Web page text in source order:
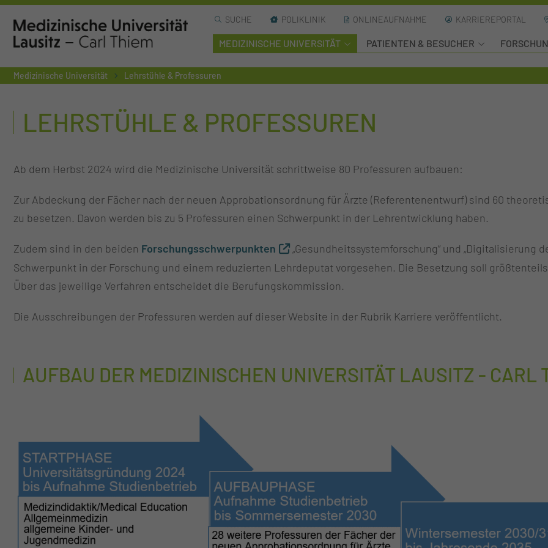
SUCHE POLIKLINIK ONLINEAUFNAHME KARRIEREPORTAL
MEDIZINISCHE UNIVERSITÄT PATIENTEN & BESUCHER
Medizinische Universität Lehrstühle & Professuren
LEHRSTÜHLE & PROFESSUREN
Ab dem Herbst 2024 wird die Medizinische Universität schrittweise 80 Professuren aufbauen:
Zur Abdeckung der Fächer nach der neuen Approbationsordnung für Ärzte (Referentenentwurf) sind 60
zu besetzen. Davon werden bis zu 5 Professuren einen Schwerpunkt in der Lehrentwicklung haben.
Zudem sind in den beiden Forschungsschwerpunkten
„Gesundheitssystemforschung“ und
Schwerpunkt in der Forschung und einem reduzierten Lehrdeputat vorgesehen. Die Besetzung soll
Über das jeweilige Verfahren entscheidet die Berufungskommission.
Die Ausschreibungen der Professuren werden auf dieser Website in der Rubrik Karriere veröffentlicht.
AUFBAU DER MEDIZINISCHEN UNIVERSITÄT LAUSITZ - CARL